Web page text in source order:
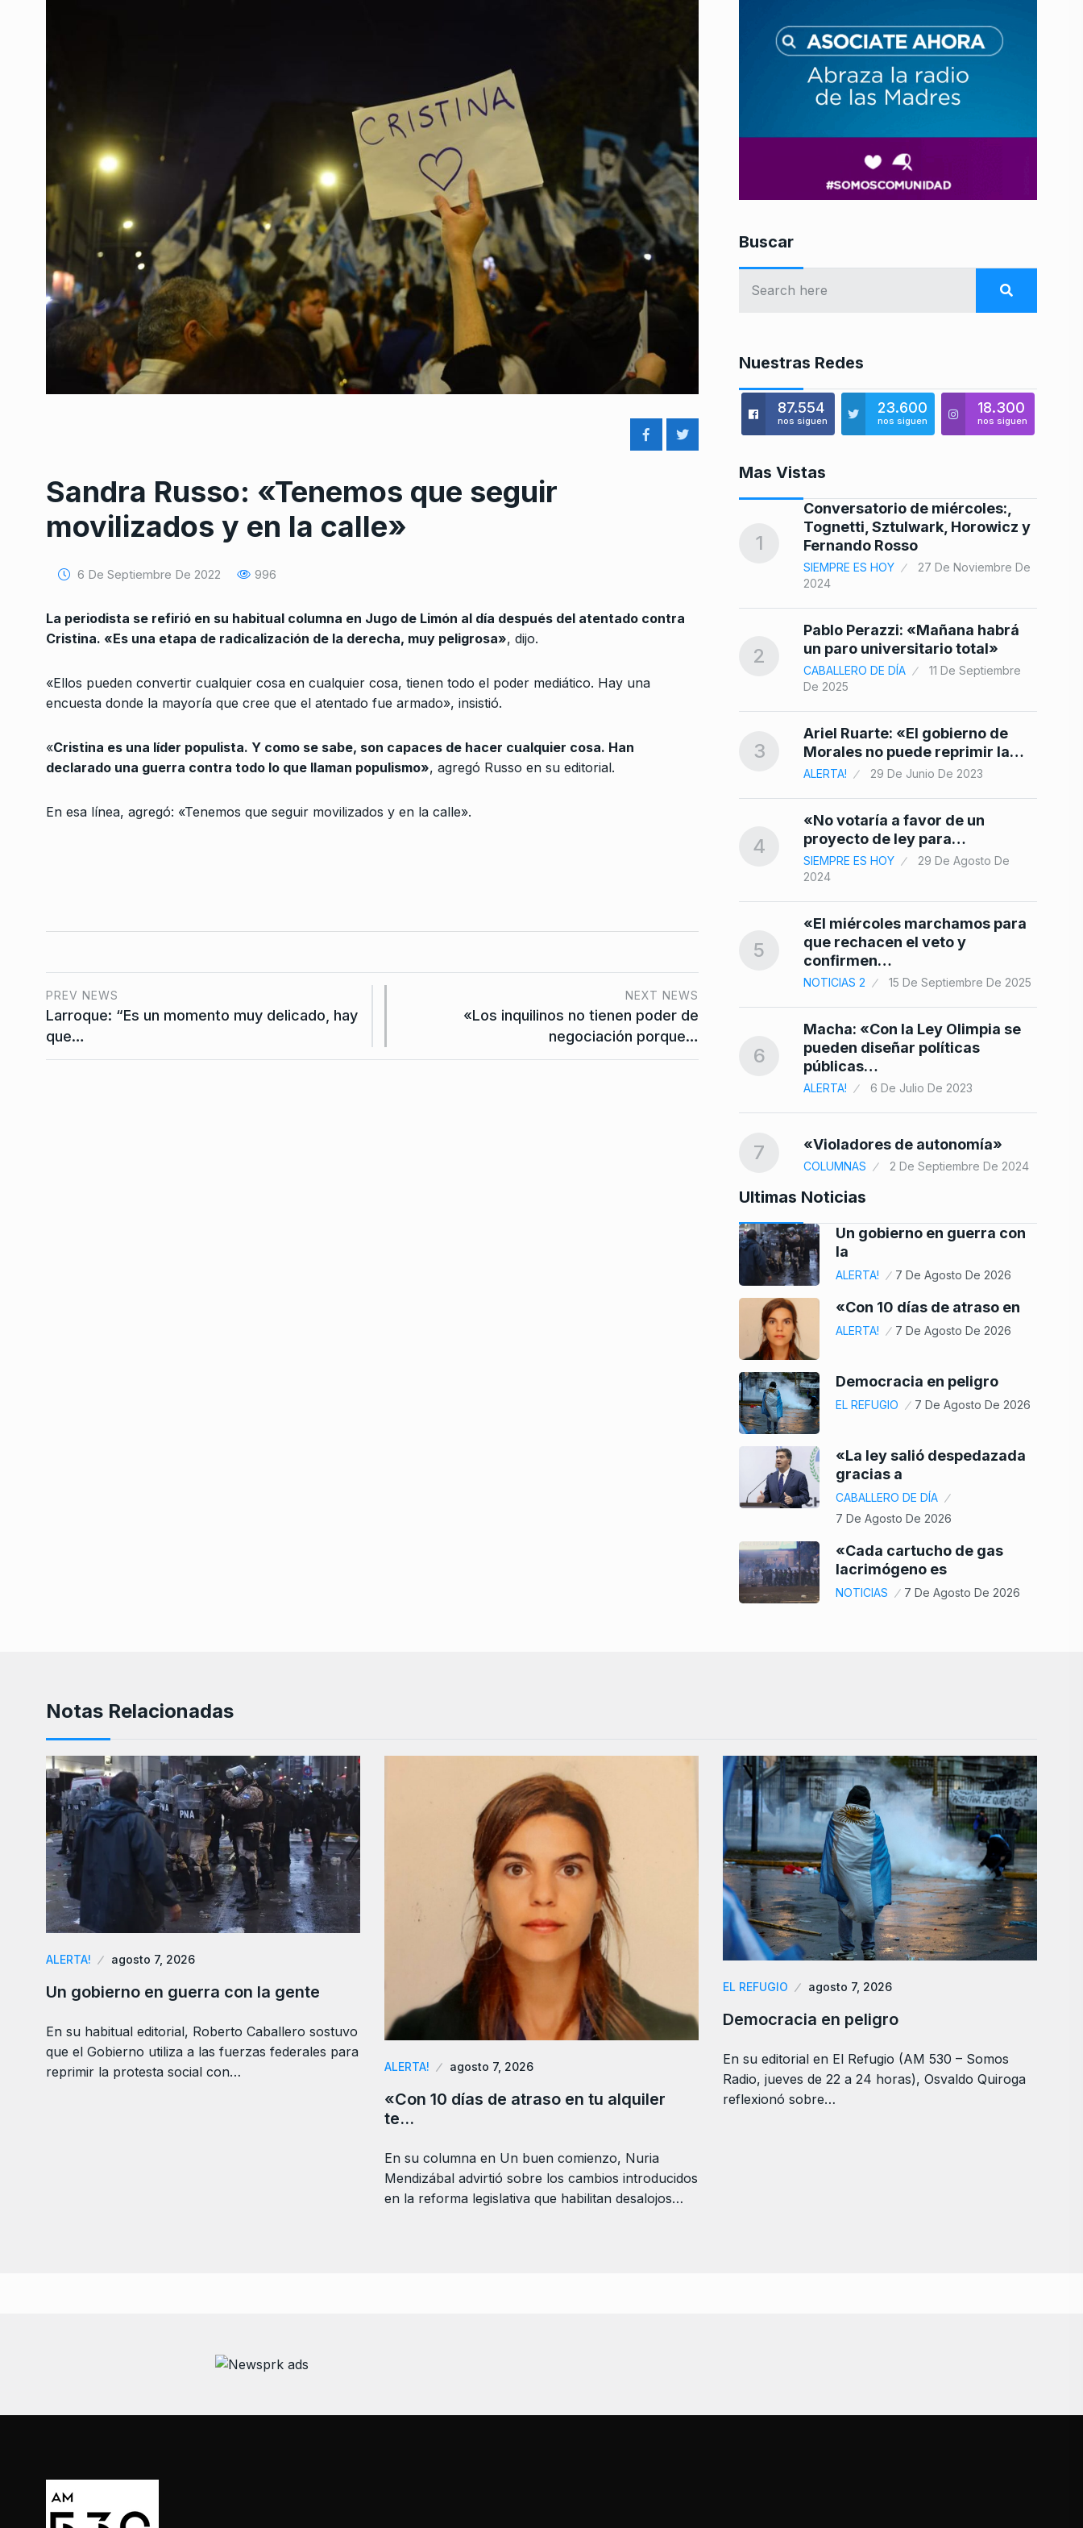
Sandra Russo: «Tenemos que seguir
movilizados y en la calle»
6 De Septiembre De 2022 996
La periodista se refirió en su habitual columna en Jugo de Limón al día después del atentado contra
Cristina. «Es una etapa de radicalización de la derecha, muy peligrosa», dijo.
«Ellos pueden convertir cualquier cosa en cualquier cosa, tienen todo el poder mediático. Hay una
encuesta donde la mayoría que cree que el atentado fue armado», insistió.
«Cristina es una líder populista. Y como se sabe, son capaces de hacer cualquier cosa. Han
declarado una guerra contra todo lo que llaman populismo», agregó Russo en su editorial.
En esa línea, agregó: «Tenemos que seguir movilizados y en la calle».
PREV NEWS
Larroque: “Es un momento muy delicado, hay
que…
NEXT NEWS
«Los inquilinos no tienen poder de
negociación porque…
Buscar
Nuestras Redes
87.554
nos siguen
23.600
nos siguen
18.300
nos siguen
Mas Vistas
1
Tognetti, Sztulwark, Horowicz y
Fernando Rosso
SIEMPRE ES HOY
2024
Pablo Perazzi: «Mañana habrá
un paro universitario total»
De 2025
3
Morales no puede reprimir la…
ALERTA! 29 De Junio De 2023
«No votaría a favor de un
15 De Septiembre De 2025
6
Macha: «Con la Ley Olimpia se
pueden diseñar políticas
«La votación fue positiva
9
Timerman: «Larreta se dio
cuenta que no puede pelearle
electores…
ALERTA!
1
Conversatorio de miércoles:,
Tognetti, Sztulwark, Horowicz y
Fernando Rosso
SIEMPRE ES HOY
27 De Noviembre De
2024
2
Pablo Perazzi: «Mañana habrá
un paro universitario total»
CABALLERO DE DÍA
11 De Septiembre
De 2025
3
Ariel Ruarte: «El gobierno de
Morales no puede reprimir la…
ALERTA! 29 De Junio De 2023
4
«No votaría a favor de un
proyecto de ley para…
SIEMPRE ES HOY
29 De Agosto De
2024
5
«El miércoles marchamos para
que rechacen el veto y
confirmen…
NOTICIAS 2 15 De Septiembre De 2025
6
Macha: «Con la Ley Olimpia se
pueden diseñar políticas
públicas…
ALERTA! 6 De Julio De 2023
7 «Violadores de autonomía»
COLUMNAS 2 De Septiembre De 2024
Ultimas Noticias
Un gobierno en guerra con
la
ALERTA! 7 De Agosto De 2026
«Con 10 días de atraso en
ALERTA! 7 De Agosto De 2026
Democracia en peligro
EL REFUGIO 7 De Agosto De 2026
«La ley salió despedazada
gracias a
CABALLERO DE DÍA
7 De Agosto De 2026
«Cada cartucho de gas
lacrimógeno es
NOTICIAS 7 De Agosto De 2026
Notas Relacionadas
ALERTA! agosto 7, 2026
Un gobierno en guerra con la gente
En su habitual editorial, Roberto Caballero sostuvo
que el Gobierno utiliza a las fuerzas federales para
reprimir la protesta social con…
ALERTA! agosto 7, 2026
«Con 10 días de atraso en tu alquiler
te…
En su columna en Un buen comienzo, Nuria
Mendizábal advirtió sobre los cambios introducidos
en la reforma legislativa que habilitan desalojos…
EL REFUGIO agosto 7, 2026
Democracia en peligro
En su editorial en El Refugio (AM 530 – Somos
Radio, jueves de 22 a 24 horas), Osvaldo Quiroga
reflexionó sobre…